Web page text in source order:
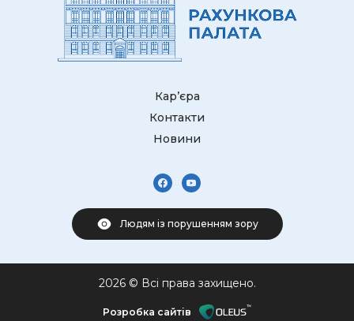
Кар’єра
Контакти
Новини
Людям із порушенням зору
2026 © Всі права захищено.
Розробка сайтів